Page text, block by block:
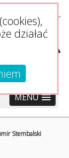
MENU
Stembalski
działać